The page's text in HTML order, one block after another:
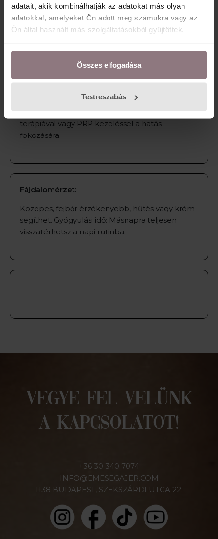
adatait, akik kombinálhatják az adatokat más olyan
adatokkal, amelyeket Ön adott meg számukra vagy az
Ön által használt más szolgáltatásokból gyűjtöttek.
Összes elfogadása
Testreszabás
Kezdetben heti rendszerességgel ajánlott, 6–10
alkalmas kúra keretében. A későbbiekben havi
Kiegészítő kezelési javaslat:
Hajhullás esetén kiegészíthető exoszómás
terápiával vagy PRP kezeléssel a hatás
fokozására.
Fájdalomérzet:
Közepes, fejbőr érzékenyebb, hűtés vagy krém
segíthet. Gyógyulási idő: Másnapra teljesen
visszatérhetsz a napi rutinba.
VEGYE FEL VELÜNK
A KAPCSOLATOT!
+36 30 340 7074
INFO@EMESEGAJER.COM
1138 BUDAPEST, SZEKSZÁRDI UTCA 22.